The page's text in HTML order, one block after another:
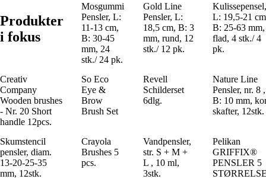
Produkter
i fokus
Mosgummi
Pensler, L:
11-13 cm,
B: 30-45
mm, 24
stk./ 24 pk.
Gold Line
Pensler, L:
18,5 cm, B: 3
mm, rund, 12
stk./ 12 pk.
Kulissepensel,
L: 19,5-21
B: 25-63 mm,
flad, 4 stk./ 4
pk.
Creativ
Company
Wooden brushes
- Nr. 20 Short
handle 12pcs.
So Eco
Eye &
Brow
Brush Set
Revell
Schilderset
6dlg.
Nature Line
Pensler, nr. 8 ,
B: 10 mm,
skafter, 12stk.
Skumstencil
pensler, diam.
13-20-25-35
mm, 12stk.
Crayola
Brushes 5
pcs.
Vandpensler,
str. S + M +
L , 10 ml,
3stk.
Pelikan
GRIFFIX®
PENSLER 5